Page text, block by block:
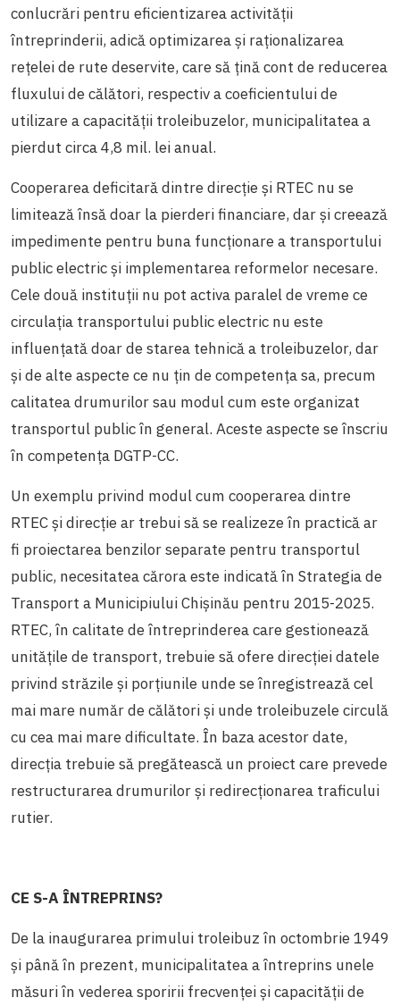
conlucrări pentru eficientizarea activităţii
întreprinderii, adică optimizarea și raționalizarea
rețelei de rute deservite, care să țină cont de reducerea
fluxului de călători, respectiv a coeficientului de
utilizare a capacităţii troleibuzelor, municipalitatea a
pierdut circa 4,8 mil. lei anual.
Cooperarea deficitară dintre direcție și RTEC nu se
limitează însă doar la pierderi financiare, dar și creează
impedimente pentru buna funcționare a transportului
public electric și implementarea reformelor necesare.
Cele două instituții nu pot activa paralel de vreme ce
circulația transportului public electric nu este
influențată doar de starea tehnică a troleibuzelor, dar
și de alte aspecte ce nu țin de competența sa, precum
calitatea drumurilor sau modul cum este organizat
transportul public în general. Aceste aspecte se înscriu
în competența DGTP-CC.
Un exemplu privind modul cum cooperarea dintre
RTEC și direcție ar trebui să se realizeze în practică ar
fi proiectarea benzilor separate pentru transportul
public, necesitatea cărora este indicată în Strategia de
Transport a Municipiului Chișinău pentru 2015-2025.
RTEC, în calitate de întreprinderea care gestionează
unitățile de transport, trebuie să ofere direcției datele
privind străzile și porțiunile unde se înregistrează cel
mai mare număr de călători și unde troleibuzele circulă
cu cea mai mare dificultate. În baza acestor date,
direcția trebuie să pregătească un proiect care prevede
restructurarea drumurilor și redirecționarea traficului
rutier.
CE S-A ÎNTREPRINS?
De la inaugurarea primului troleibuz în octombrie 1949
și până în prezent, municipalitatea a întreprins unele
măsuri în vederea sporirii frecvenței și capacității de